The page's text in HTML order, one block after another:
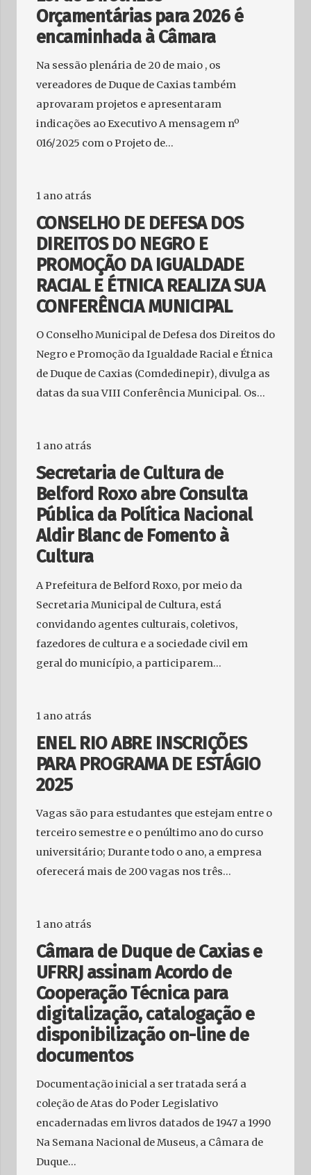
Orçamentárias para 2026 é
encaminhada à Câmara
Na sessão plenária de 20 de maio , os
vereadores de Duque de Caxias também
aprovaram projetos e apresentaram
indicações ao Executivo A mensagem nº
016/2025 com o Projeto de…
1 ano atrás
CONSELHO DE DEFESA DOS
DIREITOS DO NEGRO E
PROMOÇÃO DA IGUALDADE
RACIAL E ÉTNICA REALIZA SUA
CONFERÊNCIA MUNICIPAL
O Conselho Municipal de Defesa dos Direitos do
Negro e Promoção da Igualdade Racial e Étnica
de Duque de Caxias (Comdedinepir), divulga as
datas da sua VIII Conferência Municipal. Os…
1 ano atrás
Secretaria de Cultura de
Belford Roxo abre Consulta
Pública da Política Nacional
Aldir Blanc de Fomento à
Cultura
A Prefeitura de Belford Roxo, por meio da
Secretaria Municipal de Cultura, está
convidando agentes culturais, coletivos,
fazedores de cultura e a sociedade civil em
geral do município, a participarem…
1 ano atrás
ENEL RIO ABRE INSCRIÇÕES
PARA PROGRAMA DE ESTÁGIO
2025
Vagas são para estudantes que estejam entre o
terceiro semestre e o penúltimo ano do curso
universitário; Durante todo o ano, a empresa
oferecerá mais de 200 vagas nos três…
1 ano atrás
Câmara de Duque de Caxias e
UFRRJ assinam Acordo de
Cooperação Técnica para
digitalização, catalogação e
disponibilização on-line de
documentos
Documentação inicial a ser tratada será a
coleção de Atas do Poder Legislativo
encadernadas em livros datados de 1947 a 1990
Na Semana Nacional de Museus, a Câmara de
Duque…